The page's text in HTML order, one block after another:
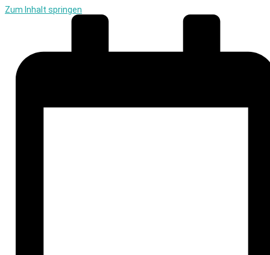
Zum Inhalt springen